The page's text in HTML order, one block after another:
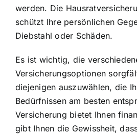
werden. Die
schützt Ihre persönlichen
Diebstahl oder Schäden.
Es ist wichtig, die
Versicherungsoptionen
diejenigen auszuwählen, die
Bedürfnissen am besten
Versicherung bietet Ihnen
gibt Ihnen die Gewissheit,